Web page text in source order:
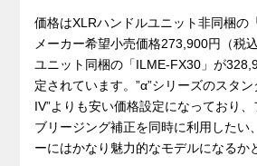
価格はXLRハンドルユニット非同梱の
メーカー希望小売価格273,900円（税
ユニット同梱の「ILME-FX30」が
定されています。”α”シリーズのスタ
IV”よりも安い価格設定になっており
ブリージング補正を同時に利用したい
ーにはかなり魅力的なモデルになるか